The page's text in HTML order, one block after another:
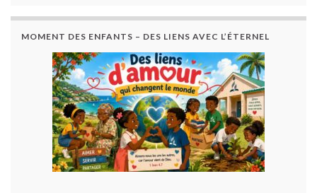
MOMENT DES ENFANTS – DES LIENS AVEC L’ÉTERNEL